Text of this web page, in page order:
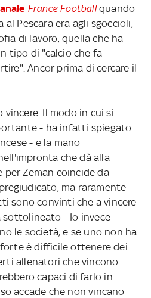
France Football quando
al Pescara era agli sgoccioli,
di lavoro, quella che ha
tipo di "calcio che fa
Ancor prima di cercare il
vincere. Il modo in cui si
- ha infatti spiegato
- e la mano
che dà alla
per Zeman coincide da
ma raramente
sono convinti che a vincere
sottolineato - Io invece
le società, e se uno non ha
è difficile ottenere dei
allenatori che vincono
capaci di farlo in
accade che non vincano